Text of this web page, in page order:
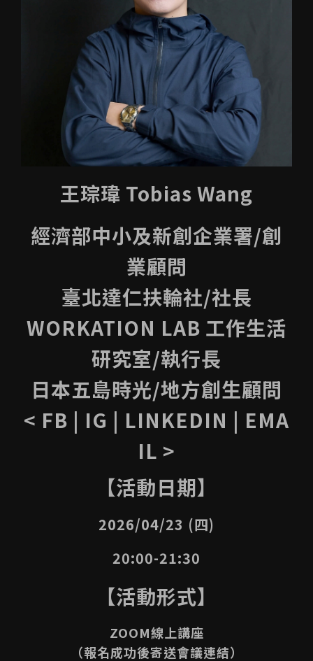
王琮瑋 Tobias Wang
經濟部中小及新創企業署/創
業顧問
臺北達仁扶輪社/社長
WORKATION LAB 工作生活
研究室/執行長
日本五島時光/地方創生顧問
< FB | IG | LINKEDIN | EMA
IL >
【活動日期】
2026/04/23 (四)
20:00-21:30
【活動形式】
ZOOM線上講座
（報名成功後寄送會議連結）